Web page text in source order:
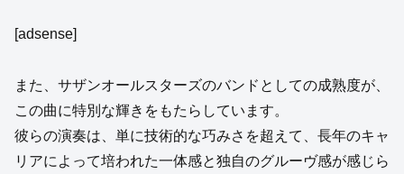
[adsense]
また、サザンオールスターズのバンドとしての成熟度が、
この曲に特別な輝きをもたらしています。
彼らの演奏は、単に技術的な巧みさを超えて、長年のキャ
リアによって培われた一体感と独自のグルーヴ感が感じら